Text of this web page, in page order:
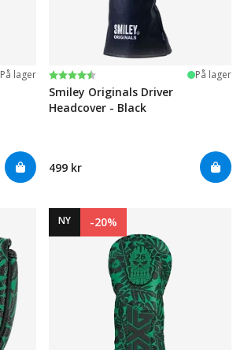
På lager Karakter:
4.6 av 5 mulige På lager
Smiley Originals Driver
Headcover - Black
499 kr
NY -20%